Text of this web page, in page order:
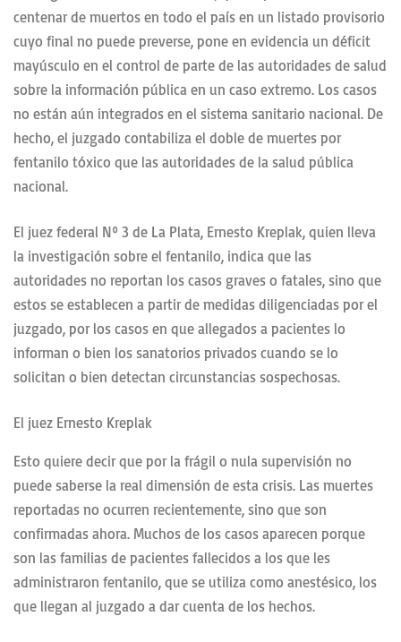
centenar de muertos en todo el país en un listado provisorio
cuyo final no puede preverse, pone en evidencia un déficit
mayúsculo en el control de parte de las autoridades de salud
sobre la información pública en un caso extremo. Los casos
no están aún integrados en el sistema sanitario nacional. De
hecho, el juzgado contabiliza el doble de muertes por
fentanilo tóxico que las autoridades de la salud pública
nacional.
El juez federal Nº 3 de La Plata, Ernesto Kreplak, quien lleva
la investigación sobre el fentanilo, indica que las
autoridades no reportan los casos graves o fatales, sino que
estos se establecen a partir de medidas diligenciadas por el
juzgado, por los casos en que allegados a pacientes lo
informan o bien los sanatorios privados cuando se lo
solicitan o bien detectan circunstancias sospechosas.
El juez Ernesto Kreplak
Esto quiere decir que por la frágil o nula supervisión no
puede saberse la real dimensión de esta crisis. Las muertes
reportadas no ocurren recientemente, sino que son
confirmadas ahora. Muchos de los casos aparecen porque
son las familias de pacientes fallecidos a los que les
administraron fentanilo, que se utiliza como anestésico, los
que llegan al juzgado a dar cuenta de los hechos.